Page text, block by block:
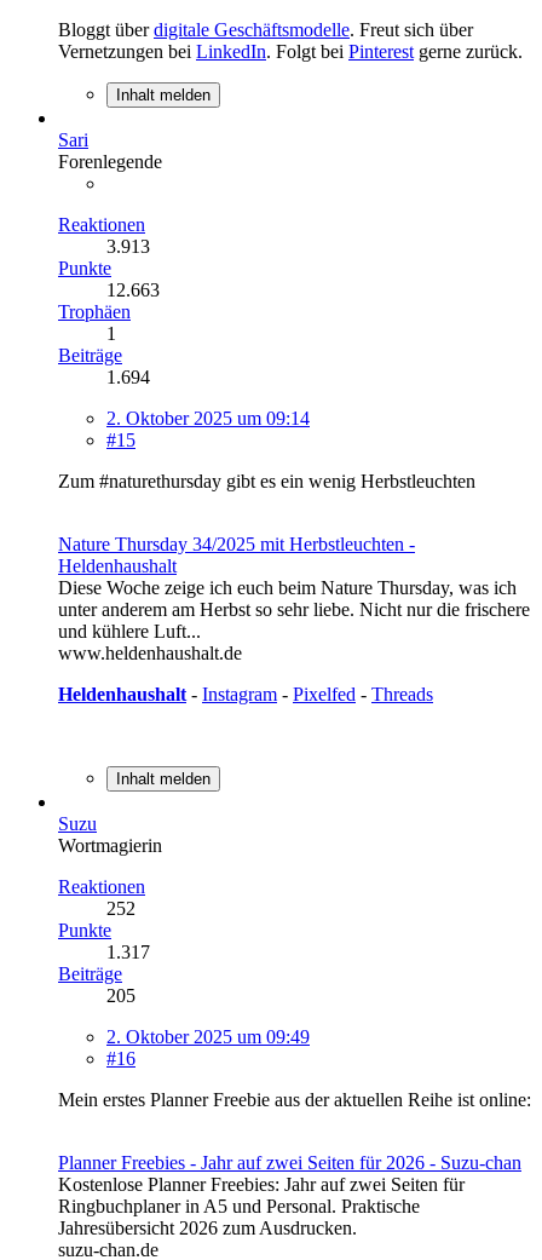
Bloggt überdigitale Geschäftsmodelle. Freut sich über
Vernetzungen bei LinkedIn. Folgt bei Pinterest gerne zurück.
Inhalt melden
Sari
Forenlegende
Reaktionen
3.913
Punkte
12.663
Trophäen
1
Beiträge
1.694
2. Oktober 2025 um 09:14
#15
Zum #naturethursday gibt es ein wenig Herbstleuchten
Nature Thursday 34/2025 mit Herbstleuchten -
Heldenhaushalt
Diese Woche zeige ich euch beim Nature Thursday, was ich
unter anderem am Herbst so sehr liebe. Nicht nur die frischere
und kühlere Luft...
www.heldenhaushalt.de
Heldenhaushalt - Instagram - Pixelfed - Threads
Inhalt melden
Suzu
Wortmagierin
Reaktionen
252
Punkte
1.317
Beiträge
205
2. Oktober 2025 um 09:49
#16
Mein erstes Planner Freebie aus der aktuellen Reihe ist online:
Planner Freebies - Jahr auf zwei Seiten für 2026 - Suzu-chan
Kostenlose Planner Freebies: Jahr auf zwei Seiten für
Ringbuchplaner in A5 und Personal. Praktische
Jahresübersicht 2026 zum Ausdrucken.
suzu-chan.de